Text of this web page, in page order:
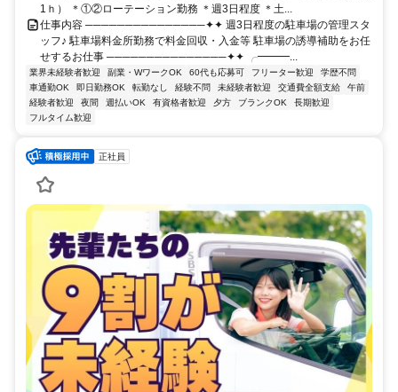
1ｈ） ＊①②ローテーション勤務 ＊週3日程度 ＊土...
仕事内容 ───────────────✦✦ 週3日程度の駐車場の管理スタ
ッフ♪ 駐車場料金所勤務で料金回収・入金等 駐車場の誘導補助をお任
せするお仕事 ───────────────✦✦ ╭━━━...
業界未経験者歓迎 副業・WワークOK 60代も応募可 フリーター歓迎
学歴不問
車通勤OK
即日勤務OK 転勤なし 経験不問 未経験者歓迎 交通費全額支給
午前
経験者歓迎
夜間 週払いOK 有資格者歓迎 夕方 ブランクOK
長期歓迎
フルタイム歓迎
正社員